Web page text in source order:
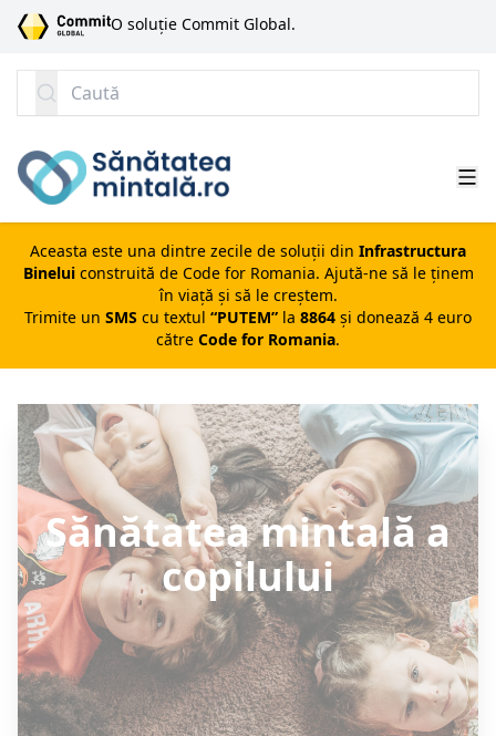
SARI LA CONȚINUT
O soluție Commit Global.
Caută
Aceasta este una dintre zecile de soluții din Infrastructura
Bineluiconstruită de Code for Romania. Ajută-ne să le ținem
în viață și să le creștem.
Trimite un SMS cu textul “PUTEM” la 8864 și donează 4 euro
către Code for Romania.
Sănătatea mintală a
copilului